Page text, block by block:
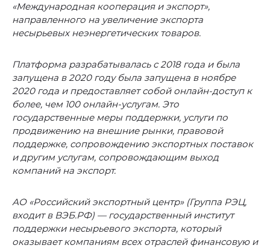
«Международная кооперация и экспорт»,
направленного на увеличение экспорта
несырьевых неэнергетических товаров.
Платформа разрабатывалась с 2018 года и была
запущена в 2020 году была запущена в ноябре
2020 года и предоставляет собой онлайн-доступ к
более, чем 100 онлайн-услугам. Это
государственные меры поддержки, услуги по
продвижению на внешние рынки, правовой
поддержке, сопровождению экспортных поставок
и другим услугам, сопровождающим выход
компаний на экспорт.
АО «Российский экспортный центр» (Группа РЭЦ,
входит в ВЭБ.РФ) — государственный институт
поддержки несырьевого экспорта, который
оказывает компаниям всех отраслей финансовую и